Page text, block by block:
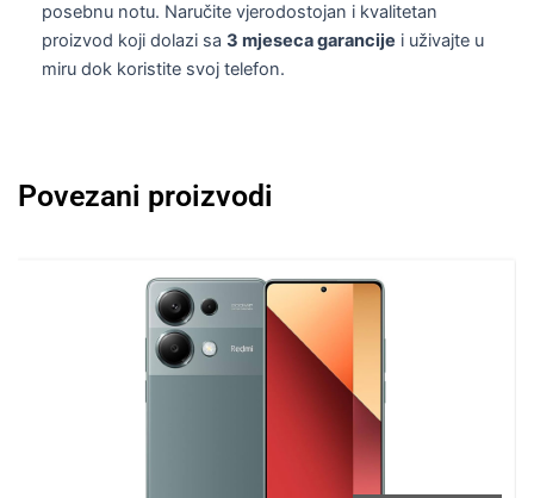
posebnu notu. Naručite vjerodostojan i kvalitetan
proizvod koji dolazi sa 3 mjeseca garancije i uživajte u
miru dok koristite svoj telefon.
Povezani proizvodi